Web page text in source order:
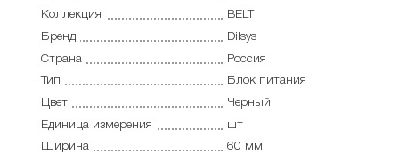
Коллекция
BELT
Бренд
Dilsys
Страна
Россия
Тип
Блок питания
Цвет
Черный
Единица измерения
шт
Ширина
60 мм